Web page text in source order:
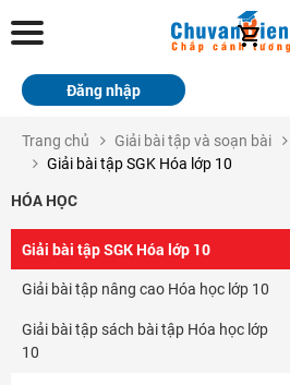
Chuvanbien.vn
Trang chủ
Sách
Thi Online
Tài liệu miễn phí
Giải bài tập
Đăng nhập
Trang chủ Giải bài tập và soạn bài
Giải bài tập SGK Hóa lớp 10
HÓA HỌC
Giải bài tập SGK Hóa lớp 10
Giải bài tập nâng cao Hóa học lớp 10
Giải bài tập sách bài tập Hóa học lớp
10